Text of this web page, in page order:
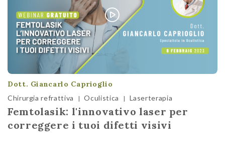
Dott. Giancarlo Caprioglio
Chirurgia refrattiva | Oculistica | Laserterapia
Femtolasik: l'innovativo laser per
correggere i tuoi difetti visivi